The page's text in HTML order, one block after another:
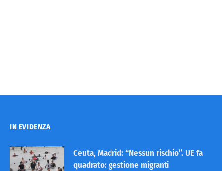
IN EVIDENZA
Ceuta, Madrid: “Nessun rischio”. UE fa
quadrato: gestione migranti